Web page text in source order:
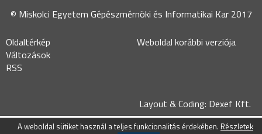
© Miskolci Egyetem Gépészmérnöki és Informatikai Kar 2017
Oldaltérkép
Változások
RSS
Weboldal korábbi verziója
Layout & Coding: Dexef Kft.
A weboldal sütiket használ a teljes funkcionalitás érdekében. Részletek